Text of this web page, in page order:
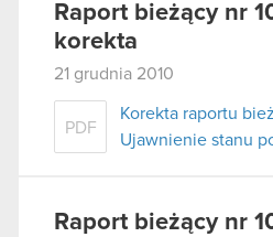
Raport bieżący nr
korekta
21 grudnia 2010
PDF
Korekta raportu
Ujawnienie stanu
Raport bieżący nr